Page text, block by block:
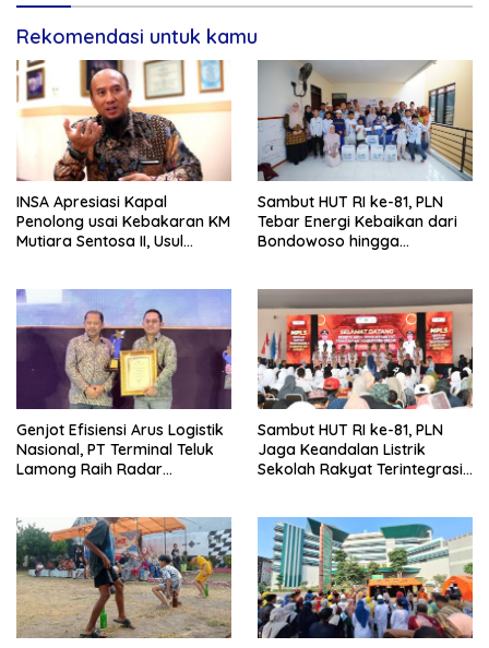
Rekomendasi untuk kamu
INSA Apresiasi Kapal
Penolong usai Kebakaran KM
Mutiara Sentosa II, Usul
Sambut HUT RI ke-81, PLN
Tebar Energi Kebaikan dari
Bondowoso hingga
Genjot Efisiensi Arus Logistik
Nasional, PT Terminal Teluk
Lamong Raih Radar
Sambut HUT RI ke-81, PLN
Jaga Keandalan Listrik
Sekolah Rakyat Terintegrasi 1